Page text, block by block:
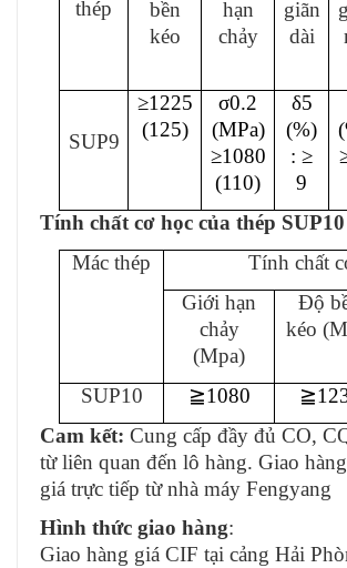
thép
bền
kéo
hạn
chảy
giãn
dài
SUP9
≥1225
(125)
σ0.2
(MPa)
≥1080
(110)
δ5
(%)
: ≥
9
Tính chất cơ học của thép SUP10
Mác thép
Tính chất
Giới hạn
chảy
(Mpa)
Độ
kéo
SUP10 ≧1080 ≧
Cam kết: Cung cấp đầy đủ CO,
từ liên quan đến lô hàng. Giao
giá trực tiếp từ nhà máy Fengyang
Hình thức giao hàng:
Giao hàng giá CIF tại cảng Hải